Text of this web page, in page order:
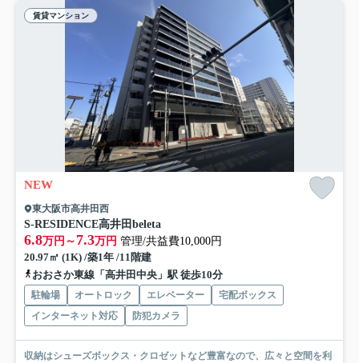
賃貸マンション
NEW
東大阪市高井田西
S-RESIDENCE高井田beleta
6.8万円～ 7.3万円 管理/共益費10,000円
20.97㎡ (1K) /築1年 /11階建
おおさか東線「高井田中央」駅 徒歩10分
駐輪場 オートロック エレベーター
宅配ボックス
インターネット対応
防犯カメラ
収納はシューズボックス・クロゼットなど豊富なので、広々と空間を利